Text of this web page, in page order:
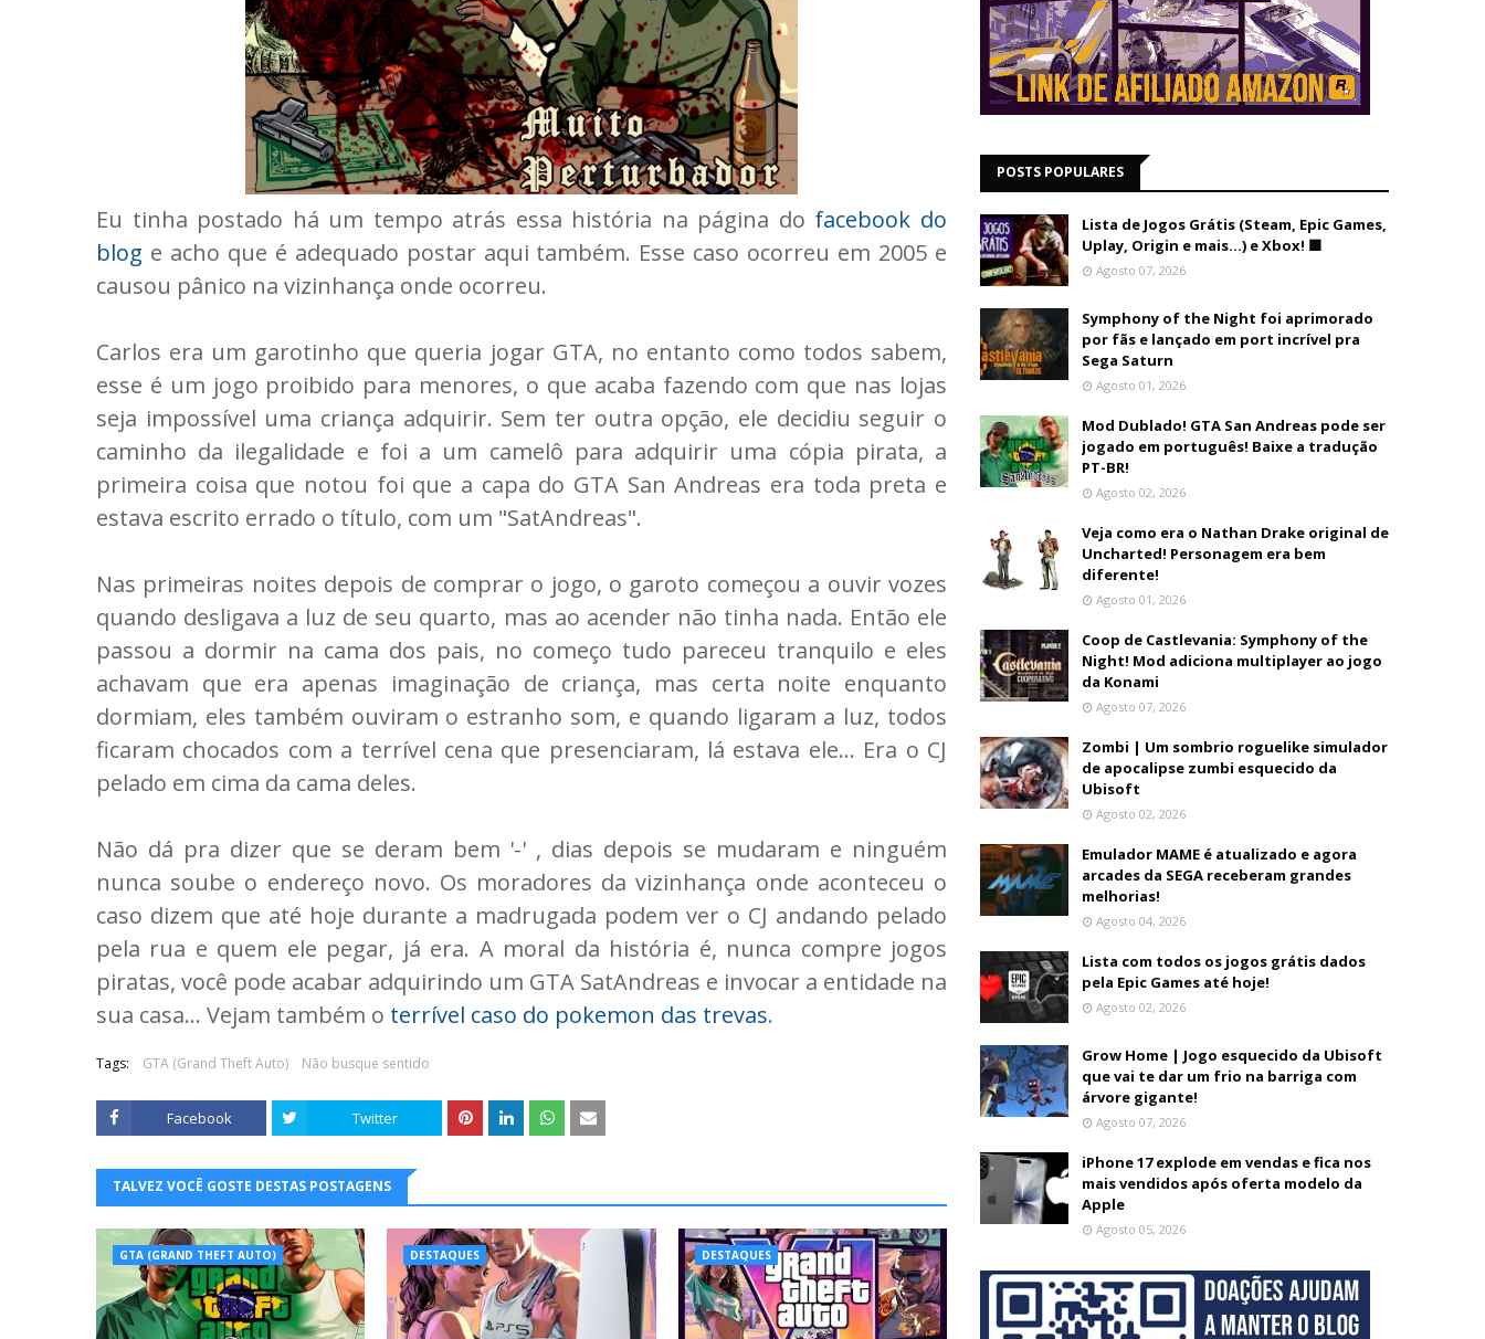
Eu tinha postado há um tempo atrás essa história na página do facebook do
blog e acho que é adequado postar aqui também. Esse caso ocorreu em 2005 e
causou pânico na vizinhança onde ocorreu.
Carlos era um garotinho que queria jogar GTA, no entanto como todos sabem,
esse é um jogo proibido para menores, o que acaba fazendo com que nas lojas
seja impossível uma criança adquirir. Sem ter outra opção, ele decidiu seguir o
caminho da ilegalidade e foi a um camelô para adquirir uma cópia pirata, a
primeira coisa que notou foi que a capa do GTA San Andreas era toda preta e
estava escrito errado o título, com um "SatAndreas".
Nas primeiras noites depois de comprar o jogo, o garoto começou a ouvir vozes
quando desligava a luz de seu quarto, mas ao acender não tinha nada. Então ele
passou a dormir na cama dos pais, no começo tudo pareceu tranquilo e eles
achavam que era apenas imaginação de criança, mas certa noite enquanto
dormiam, eles também ouviram o estranho som, e quando ligaram a luz, todos
ficaram chocados com a terrível cena que presenciaram, lá estava ele... Era o CJ
pelado em cima da cama deles.
Não dá pra dizer que se deram bem '-' , dias depois se mudaram e ninguém
nunca soube o endereço novo. Os moradores da vizinhança onde aconteceu o
caso dizem que até hoje durante a madrugada podem ver o CJ andando pelado
pela rua e quem ele pegar, já era. A moral da história é, nunca compre jogos
piratas, você pode acabar adquirindo um GTA SatAndreas e invocar a entidade na
sua casa... Vejam também o terrível caso do pokemon das trevas.
Tags: GTA (Grand Theft Auto) Não busque sentido
Facebook Twitter
TALVEZ VOCÊ GOSTE DESTAS POSTAGENS
GTA (GRAND THEFT AUTO) DESTAQUES DESTAQUES
POSTS POPULARES
Lista de Jogos Grátis (Steam, Epic Games,
Uplay, Origin e mais...) e Xbox! 🟩
Agosto 07, 2026
Symphony of the Night foi aprimorado
por fãs e lançado em port incrível pra
Sega Saturn
Agosto 01, 2026
Mod Dublado! GTA San Andreas pode ser
jogado em português! Baixe a tradução
PT-BR!
Agosto 02, 2026
Veja como era o Nathan Drake original de
Uncharted! Personagem era bem
diferente!
Agosto 01, 2026
Coop de Castlevania: Symphony of the
Night! Mod adiciona multiplayer ao jogo
da Konami
Agosto 07, 2026
Zombi | Um sombrio roguelike simulador
de apocalipse zumbi esquecido da
Ubisoft
Agosto 02, 2026
Emulador MAME é atualizado e agora
arcades da SEGA receberam grandes
melhorias!
Agosto 04, 2026
Lista com todos os jogos grátis dados
pela Epic Games até hoje!
Agosto 02, 2026
Grow Home | Jogo esquecido da Ubisoft
que vai te dar um frio na barriga com
árvore gigante!
Agosto 07, 2026
iPhone 17 explode em vendas e fica nos
mais vendidos após oferta modelo da
Apple
Agosto 05, 2026